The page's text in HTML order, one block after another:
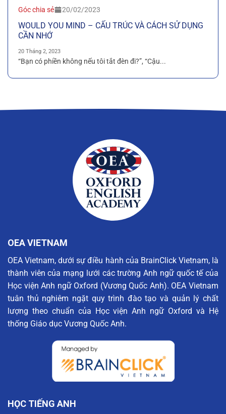
Góc chia sẻ 20/02/2023
WOULD YOU MIND – CẤU TRÚC VÀ CÁCH SỬ DỤNG
CẦN NHỚ
20 Tháng 2, 2023
“Bạn có phiền không nếu tôi tắt đèn đi?”, “Cậu...
OEA VIETNAM
OEA Vietnam, dưới sự điều hành của BrainClick Vietnam, là
thành viên của mạng lưới các trường Anh ngữ quốc tế của
Học viện Anh ngữ Oxford (Vương Quốc Anh). OEA Vietnam
tuân thủ nghiêm ngặt quy trình đào tạo và quản lý chất
lượng theo chuẩn của Học viện Anh ngữ Oxford và Hệ
thống Giáo dục Vương Quốc Anh.
HỌC TIẾNG ANH